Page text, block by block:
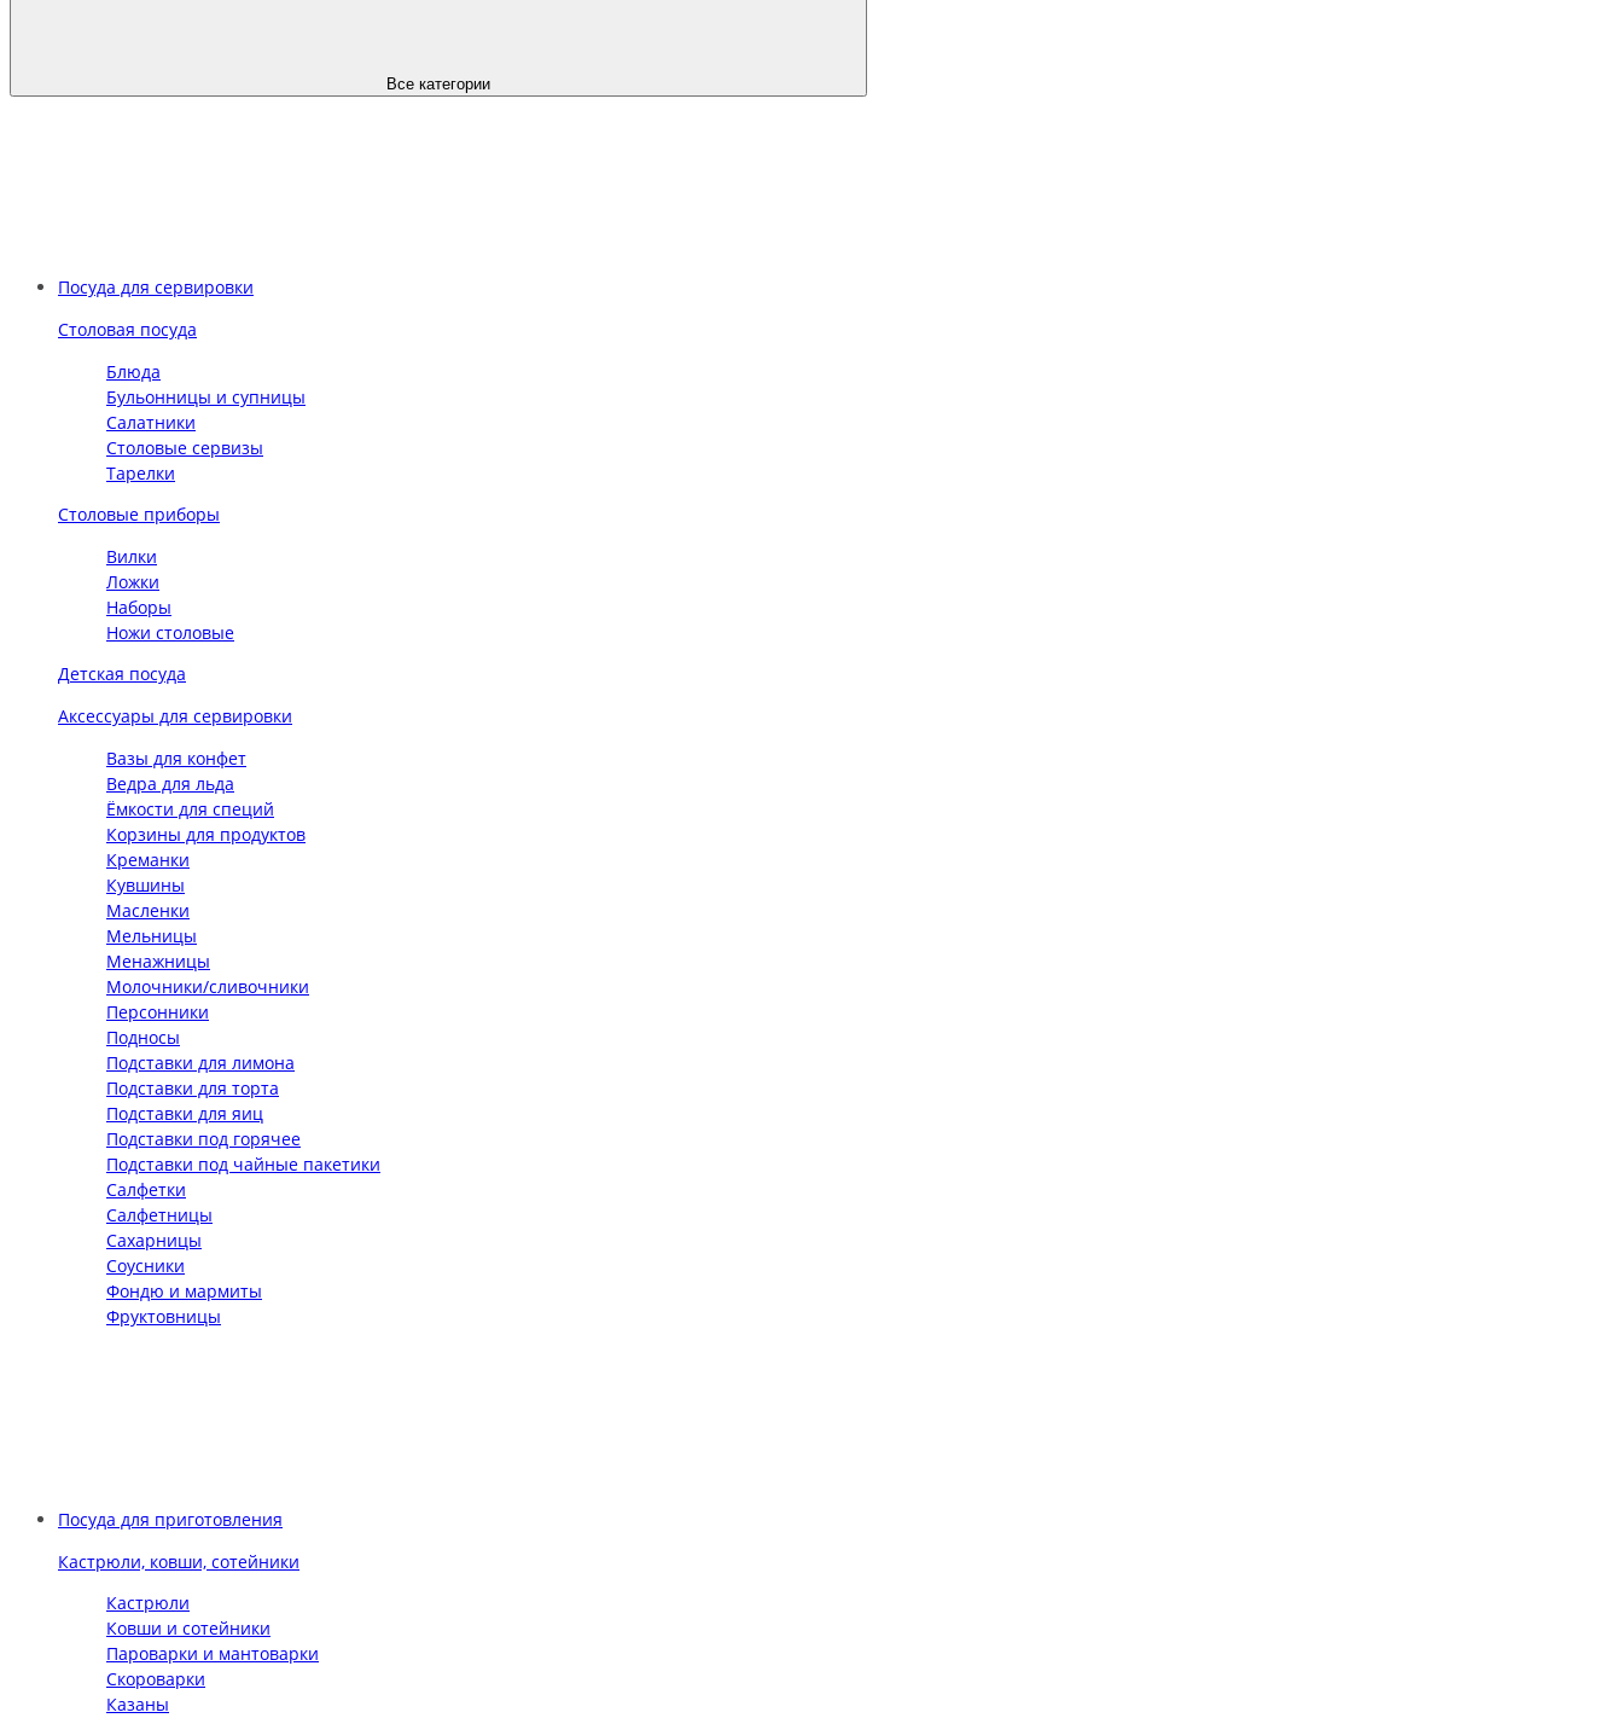
Все категории
Посуда для сервировки
Столовая посуда
Блюда
Бульонницы и супницы
Салатники
Столовые сервизы
Тарелки
Столовые приборы
Вилки
Ложки
Наборы
Ножи столовые
Детская посуда
Аксессуары для сервировки
Вазы для конфет
Ведра для льда
Ёмкости для специй
Корзины для продуктов
Креманки
Кувшины
Масленки
Мельницы
Менажницы
Молочники/сливочники
Персонники
Подносы
Подставки для лимона
Подставки для торта
Подставки для яиц
Подставки под горячее
Подставки под чайные пакетики
Салфетки
Салфетницы
Сахарницы
Соусники
Фондю и мармиты
Фруктовницы
Посуда для приготовления
Кастрюли, ковши, сотейники
Кастрюли
Ковши и сотейники
Пароварки и мантоварки
Скороварки
Казаны